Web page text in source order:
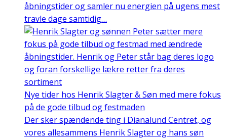
åbningstider og samler nu energien på ugens mest
travle dage samtidig…
Nye tider hos Henrik Slagter & Søn med mere fokus
på de gode tilbud og festmaden
Der sker spændende ting i Dianalund Centret, og
vores allesammens Henrik Slagter og hans søn